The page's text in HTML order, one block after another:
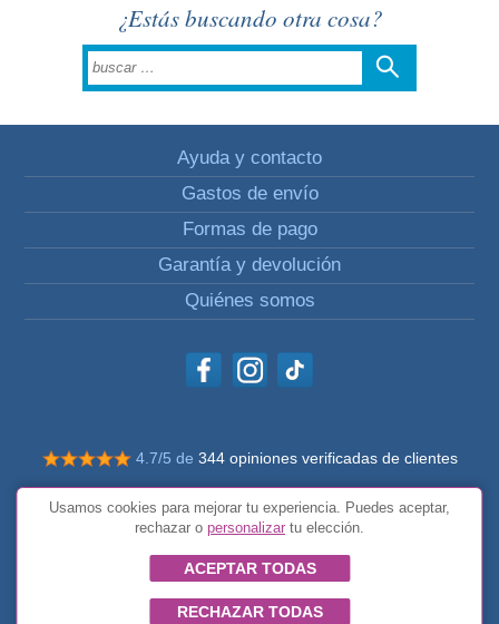
¿Estás buscando otra cosa?
Ayuda y contacto
Gastos de envío
Formas de pago
Garantía y devolución
Quiénes somos
4.7/5 de 344 opiniones verificadas de clientes
© Todos los derechos reservados Impulsivos
Condiciones generales
Usamos cookies para mejorar tu experiencia. Puedes aceptar,
rechazar o personalizar tu elección.
ACEPTAR TODAS
RECHAZAR TODAS